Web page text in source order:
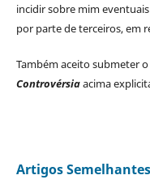
incidir sobre mim
por parte de terceiros, em
Também aceito submeter
Controvérsiaacima
Artigos Semelhantes